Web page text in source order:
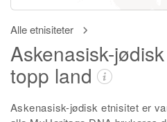
Alle etnisiteter
Askenasisk-
topp land
Askenasisk-jødisk etnisitet er